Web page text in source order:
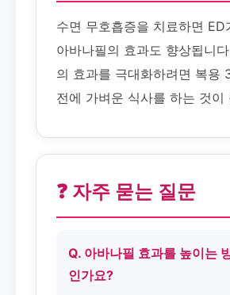
수면 무호흡증을 치료하면 ED
아바나필의 효과도 향상됩니
의 효과를 극대화하려면 복용
전에 가벼운 식사를 하는 것이
❓ 자주 묻는 질문
Q. 아바나필 효과를 높이는
인가요?